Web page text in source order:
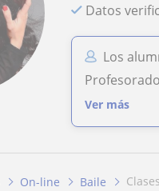
Datos
Los
Ver más
On-line Baile